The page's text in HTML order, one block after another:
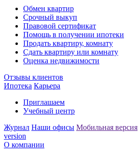
Обмен квартир
Срочный выкуп
Правовой сертификат
Помощь в получении ипотеки
Продать квартиру, комнату
Сдать квартиру или комнату
Оценка недвижимости
Отзывы клиентов
Ипотека Карьера
Приглашаем
Учебный центр
Журнал Наши офисы Мобильная версия
version
О компании